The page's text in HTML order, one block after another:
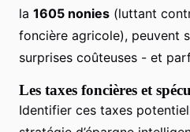
la 1605 nonies (luttant
foncière agricole), peuvent
surprises coûteuses - et
Les taxes foncières et
Identifier ces taxes